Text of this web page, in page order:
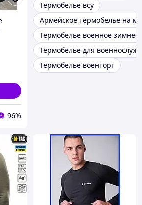
96%
Термобелье всу
Армейское термобелье на
Термобелье военное зимнее
Термобелье для
Термобелье военторг